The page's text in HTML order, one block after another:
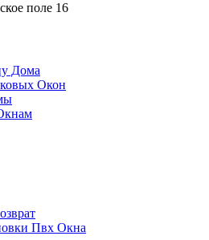
поле 16
Дома
Окон
Пвх Окна